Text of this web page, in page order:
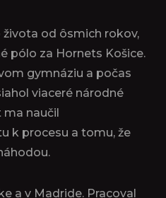
od ôsmich rokov,
pólo za Hornets Košice.
gymnáziu a počas
viaceré národné
ma naučil
k procesu a tomu, že
a v Madride. Pracoval